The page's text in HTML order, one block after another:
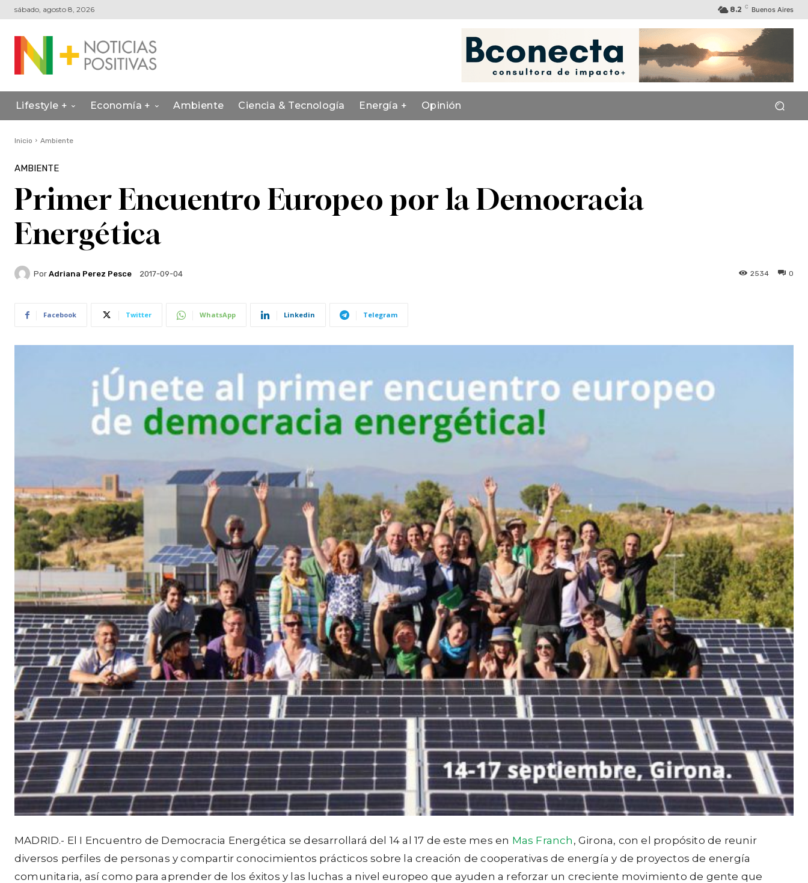
sábado, agosto 8, 2026 8.2 C Buenos Aires
Lifestyle + Economía + Ambiente Ciencia & Tecnología Energía + Opinión
Inicio Ambiente
AMBIENTE
Primer Encuentro Europeo por la Democracia
Energética
Por Adriana Perez Pesce 2017-09-04 0
2534
Facebook Twitter WhatsApp Linkedin Telegram
MADRID.- El I Encuentro de Democracia Energética se desarrollará del 14 al 17 de este mes en Mas Franch , Girona, con el propósito de reunir
diversos perfiles de personas y compartir conocimientos prácticos sobre la creación de cooperativas de energía y de proyectos de energía
comunitaria, así como para aprender de los éxitos y las luchas a nivel europeo que ayuden a reforzar un creciente movimiento de gente que